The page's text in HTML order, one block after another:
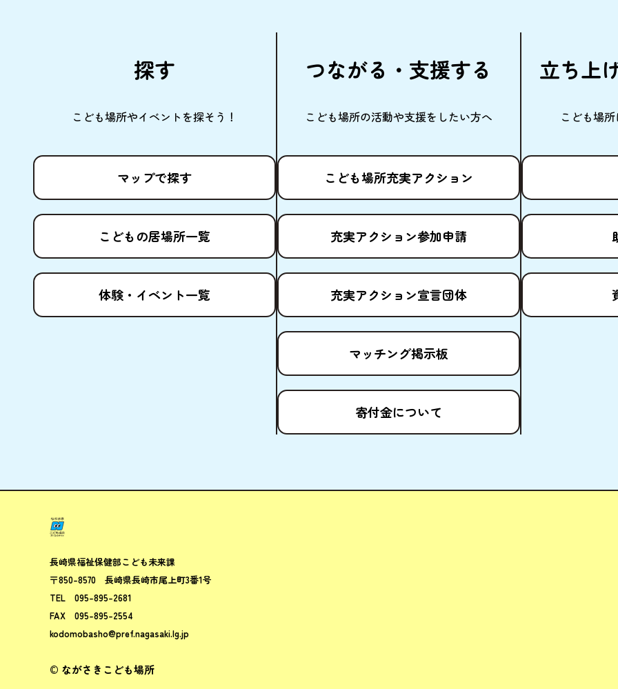
探す
こども場所やイベントを探そう！
マップで探す
こどもの居場所一覧
体験 ・イベント一覧
つながる・ 支援する
こども場所の活動や支援をしたい方へ
こども場所充実アクション
充実アクション参加申請
充実アクション宣言団体
マッチング掲示板
寄付金について
立ち上
こども場所
長崎県福祉保健部こども未来課
〒850-8570 長崎県長崎市尾上町3番1号
TEL 095-895-2681
FAX 095-895-2554
kodomobasho@pref.nagasaki.lg.jp
© ながさきこども場所